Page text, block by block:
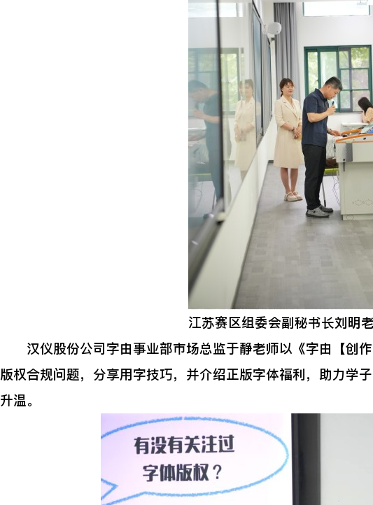
江苏赛区组委会副秘书长刘明
汉仪股份公司字由事业部市场总监于静老师以《字由【创作
版权合规问题，分享用字技巧，并介绍正版字体福利，助力学
升温。